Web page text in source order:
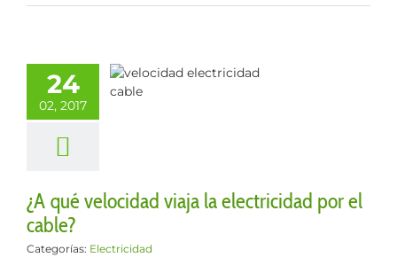
24
02, 2017
velocidad
electricidad
el cable?
¿A qué velocidad viaja la electricidad por el
cable?
Categorías: Electricidad